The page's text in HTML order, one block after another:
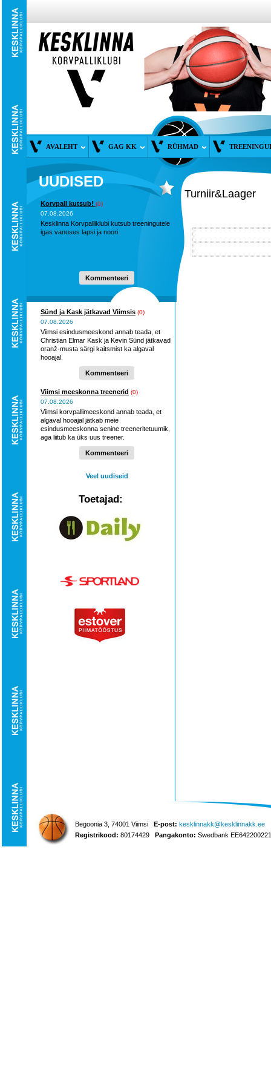
AVALEHT GAG KK RÜHMAD
UUDISED
Korvpall kutsub! (0)
07.08.2026
Kesklinna Korvpalliklubi kutsub treeningutele
igas vanuses lapsi ja noori.
Kommenteeri
Sünd ja Kask jätkavad Viimsis (0)
07.08.2026
Viimsi esindusmeeskond annab teada, et
Christian Elmar Kask ja Kevin Sünd jätkavad
oranž-musta särgi kaitsmist ka algaval
hooajal.
Kommenteeri
Viimsi meeskonna treenerid (0)
07.08.2026
Viimsi korvpallimeeskond annab teada, et
algaval hooajal jätkab meie
esindusmeeskonna senine treeneritetuumik,
aga liitub ka üks uus treener.
Kommenteeri
Veel uudiseid
Toetajad:
Turniir&Laager
Begoonia 3, 74001 Viimsi E-post: kesklinnakk@kesklinnakk.ee
Registrikood: 80174429 Pangakonto: Swedbank